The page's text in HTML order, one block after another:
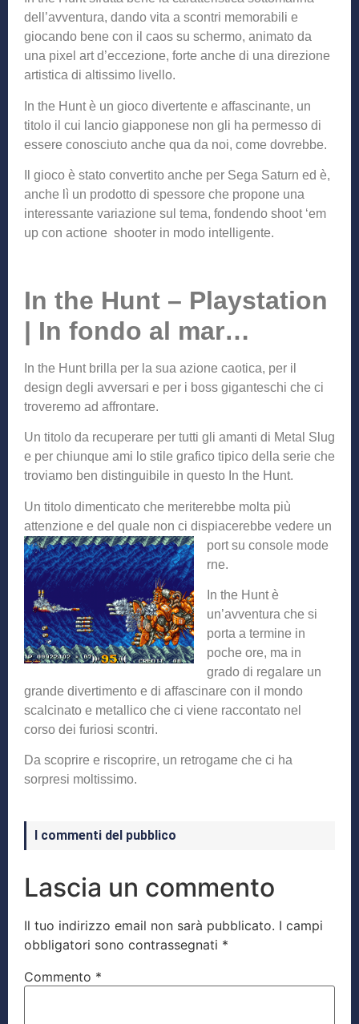
dell’avventura, dando vita a scontri memorabili e
giocando bene con il caos su schermo, animato da
una pixel art d’eccezione, forte anche di una direzione
artistica di altissimo livello.
In the Hunt è un gioco divertente e affascinante, un
titolo il cui lancio giapponese non gli ha permesso di
essere conosciuto anche qua da noi, come dovrebbe.
Il gioco è stato convertito anche per Sega Saturn ed è,
anche lì un prodotto di spessore che propone una
interessante variazione sul tema, fondendo shoot ‘em
up con actione shooter in modo intelligente.
In the Hunt – Playstation
| In fondo al mar…
In the Hunt brilla per la sua azione caotica, per il
design degli avversari e per i boss giganteschi che ci
troveremo ad affrontare.
Un titolo da recuperare per tutti gli amanti di Metal Slug
e per chiunque ami lo stile grafico tipico della serie che
troviamo ben distinguibile in questo In the Hunt.
Un titolo dimenticato che meriterebbe molta più
attenzione e del quale non ci dispiacerebbe vedere un
port su console mode
rne.
In the Hunt è
un’avventura che si
porta a termine in
poche ore, ma in
grado di regalare un
grande divertimento e di affascinare con il mondo
scalcinato e metallico che ci viene raccontato nel
corso dei furiosi scontri.
Da scoprire e riscoprire, un retrogame che ci ha
sorpresi moltissimo.
I commenti del pubblico
Lascia un commento
Il tuo indirizzo email non sarà pubblicato. I campi
obbligatori sono contrassegnati *
Commento *